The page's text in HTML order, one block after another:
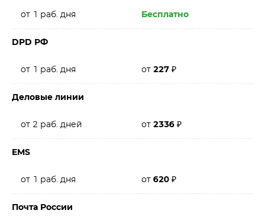
от 1 раб. дня Бесплатно
DPD РФ
от 1 раб. дня от 227 ₽
Деловые линии
от 2 раб. дней от 2336 ₽
EMS
от 1 раб. дня от 620 ₽
Почта России